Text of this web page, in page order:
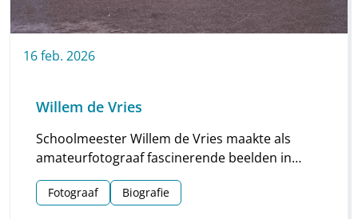
16feb. 2026
Willem de Vries
Schoolmeester Willem de Vries maakte als
amateurfotograaf fascinerende beelden in
Linde en omgeving. Groepsfoto’s van
schoolkinderen, portretten en beelden van
Fotograaf Biografie